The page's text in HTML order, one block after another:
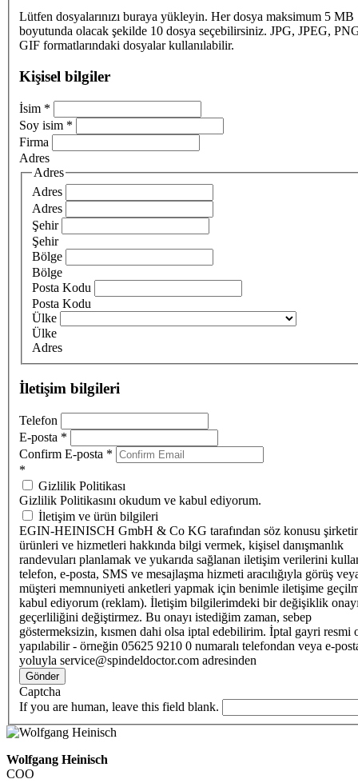
Lütfen dosyalarınızı buraya yükleyin. Her dosya maksimum 5 MB
boyutunda olacak şekilde 10 dosya seçebilirsiniz. JPG, JPEG,
GIF formatlarındaki dosyalar kullanılabilir.
Kişisel bilgiler
İsim *
Soy isim *
Firma
Adres
Adres
Adres
Adres
Şehir
Şehir
Bölge
Bölge
Posta Kodu
Posta Kodu
Ülke
Ülke
Adres
İletişim bilgileri
Telefon
E-posta *
Confirm E-posta *
*
Gizlilik Politikası
Gizlilik Politikasını okudum ve kabul ediyorum.
İletişim ve ürün bilgileri
EGIN-HEINISCH GmbH & Co KG tarafından söz konusu
ürünleri ve hizmetleri hakkında bilgi vermek, kişisel danışmanlık
randevuları planlamak ve yukarıda sağlanan iletişim verilerini
telefon, e-posta, SMS ve mesajlaşma hizmeti aracılığıyla görüş
müşteri memnuniyeti anketleri yapmak için benimle iletişime
kabul ediyorum (reklam). İletişim bilgilerimdeki bir değişiklik
geçerliliğini değiştirmez. Bu onayı istediğim zaman, sebep
göstermeksizin, kısmen dahi olsa iptal edebilirim. İptal gayri resmi
yapılabilir - örneğin 05625 9210 0 numaralı telefondan veya e-
yoluyla service@spindeldoctor.com adresinden
Gönder
Captcha
If you are human, leave this field blank.
Wolfgang Heinisch
COO